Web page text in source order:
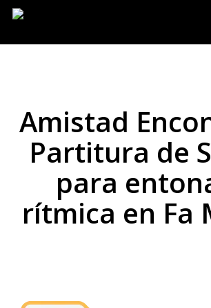
Amistad
Partitura de
para
rítmica en Fa